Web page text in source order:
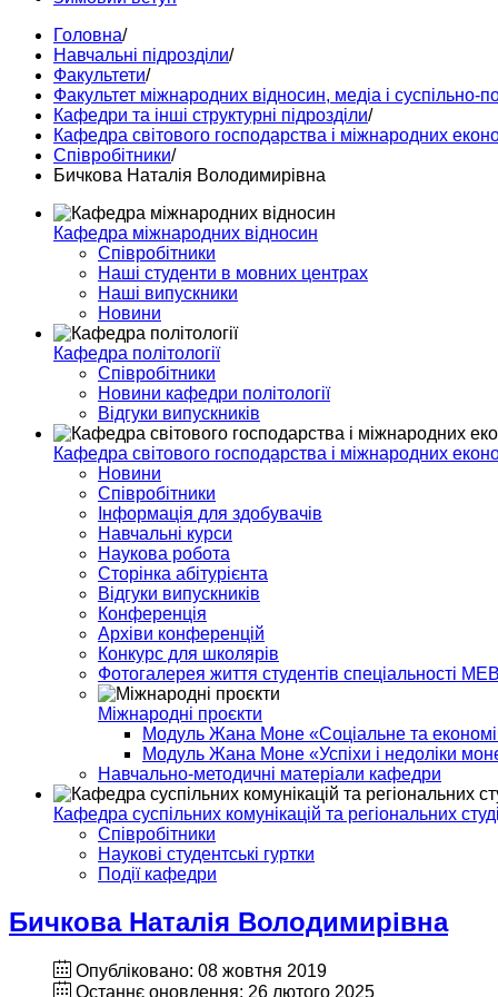
Головна/
Навчальні підрозділи/
Факультети/
Факультет міжнародних відносин, медіа і суспільно-
Кафедри та інші структурні підрозділи/
Кафедра світового господарства і міжнародних
Співробітники/
Бичкова Наталія Володимирівна
Кафедра міжнародних відносин
Співробітники
Наші студенти в мовних центрах
Наші випускники
Новини
Кафедра політології
Співробітники
Новини кафедри політології
Відгуки випускників
Кафедра світового господарства і міжнародних
Новини
Співробітники
Інформація для здобувачів
Навчальні курси
Наукова робота
Сторінка абітурієнта
Відгуки випускників
Конференція
Архіви конференцій
Конкурс для школярів
Фотогалерея життя студентів спеціальності
Міжнародні проєкти
Модуль Жана Моне «Соціальне та
Модуль Жана Моне «Успіхи і недоліки
Навчально-методичні матеріали кафедри
Кафедра суспільних комунікацій та регіональних
Співробітники
Наукові студентські гуртки
Події кафедри
Бичкова Наталія Володимирівна
Опубліковано: 08 жовтня 2019
Останнє оновлення: 26 лютого 2025